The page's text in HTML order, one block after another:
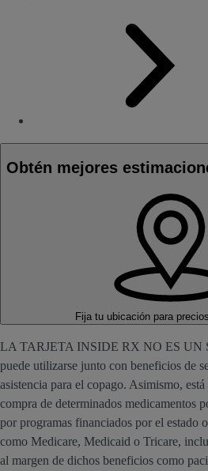
Obtén mejores
Fija tu ubicación para
LA TARJETA INSIDE RX NO ES UN
puede utilizarse junto con beneficios de
asistencia para el copago. Asimismo,
compra de determinados medicamentos
por programas financiados por el estado
como Medicare, Medicaid o Tricare,
al margen de dichos beneficios como